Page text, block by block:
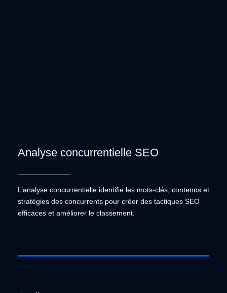
Analyse concurrentielle SEO
L’analyse concurrentielle identifie les mots-clés, contenus et
stratégies des concurrents pour créer des tactiques SEO
efficaces et améliorer le classement.
L’analyse concurrentielle identifie les mots-clés,
contenus et stratégies des concurrents pour créer
des tactiques SEO efficaces et améliorer le
classement.